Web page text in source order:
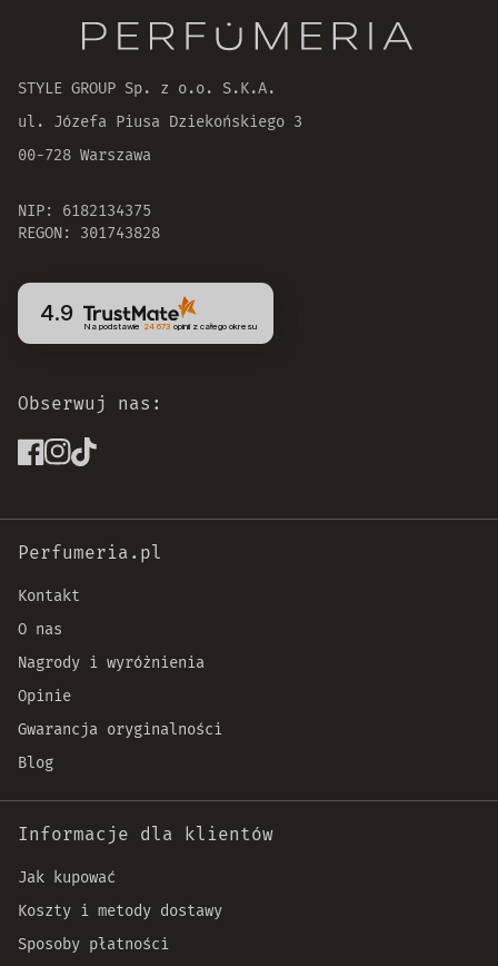
30 dni na zwrot zamówienia
STYLE GROUP Sp. z o.o. S.K.A.
ul. Józefa Piusa Dziekońskiego 3
00-728 Warszawa
NIP: 6182134375
REGON: 301743828
4.9
Na podstawie 24 673 opinii z całego okresu
Obserwuj nas:
Perfumeria.pl
Kontakt
O nas
Nagrody i wyróżnienia
Opinie
Gwarancja oryginalności
Blog
Informacje dla klientów
Jak kupować
Koszty i metody dostawy
Sposoby płatności